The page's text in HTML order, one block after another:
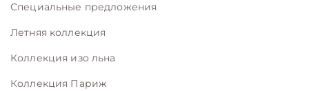
Специальные предложения
Летняя коллекция
Коллекция изо льна
Коллекция Париж